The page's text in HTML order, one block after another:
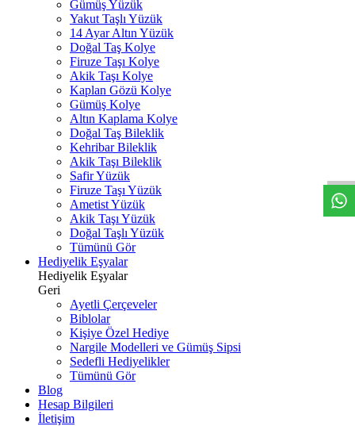
Gümüş Yüzük
Yakut Taşlı Yüzük
14 Ayar Altın Yüzük
Doğal Taş Kolye
Firuze Taşı Kolye
Akik Taşı Kolye
Kaplan Gözü Kolye
Gümüş Kolye
Altın Kaplama Kolye
Doğal Taş Bileklik
Kehribar Bileklik
Akik Taşı Bileklik
Safir Yüzük
Firuze Taşı Yüzük
Ametist Yüzük
Akik Taşı Yüzük
Doğal Taşlı Yüzük
Tümünü Gör
Hediyelik Eşyalar
Hediyelik Eşyalar
Geri
Ayetli Çerçeveler
Biblolar
Kişiye Özel Hediye
Nargile Modelleri ve Gümüş Sipsi
Sedefli Hediyelikler
Tümünü Gör
Blog
Hesap Bilgileri
İletişim